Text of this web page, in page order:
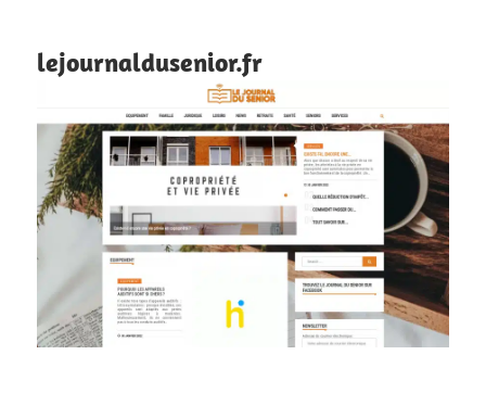
lejournaldusenior.fr